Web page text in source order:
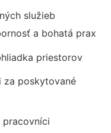
služieb
a bohatá prax
priestorov
za poskytované
pracovníci